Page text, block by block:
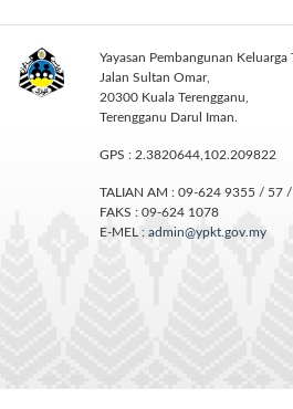
Yayasan Pembangunan Keluarga
Jalan Sultan Omar,
20300 Kuala Terengganu,
Terengganu Darul Iman.
GPS : 2.3820644,102.209822
TALIAN AM : 09-624 9355 / 57
FAKS : 09-624 1078
E-MEL : admin@ypkt.gov.my